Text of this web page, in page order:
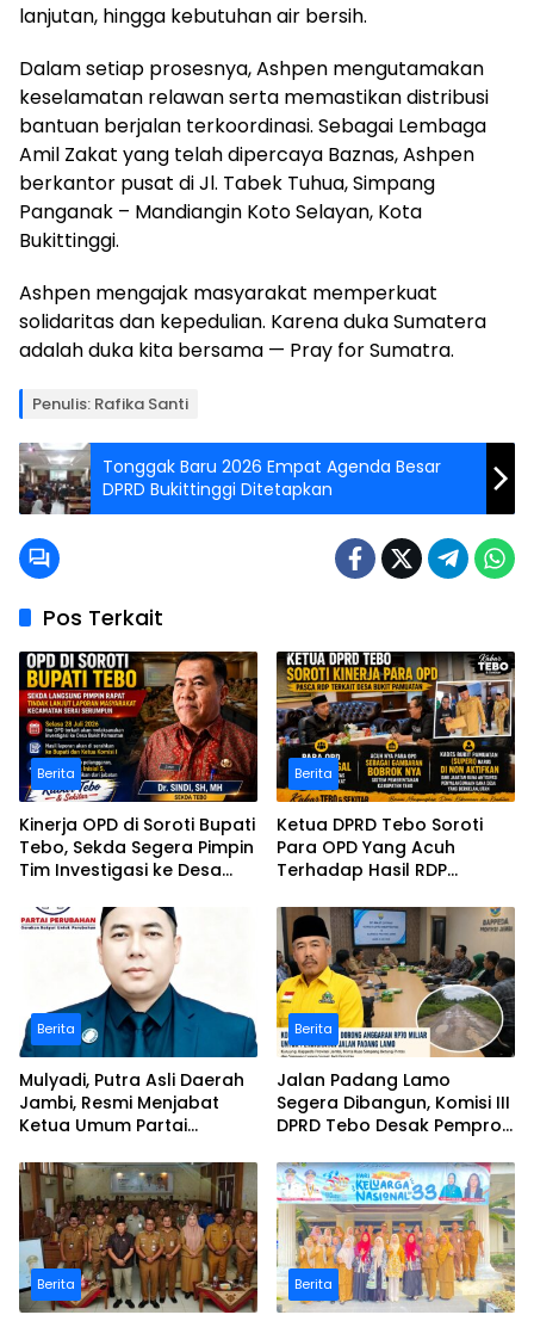
lanjutan, hingga kebutuhan air bersih.
Dalam setiap prosesnya, Ashpen mengutamakan
keselamatan relawan serta memastikan distribusi
bantuan berjalan terkoordinasi. Sebagai Lembaga
Amil Zakat yang telah dipercaya Baznas, Ashpen
berkantor pusat di Jl. Tabek Tuhua, Simpang
Panganak – Mandiangin Koto Selayan, Kota
Bukittinggi.
Ashpen mengajak masyarakat memperkuat
solidaritas dan kepedulian. Karena duka Sumatera
adalah duka kita bersama — Pray for Sumatra.
Penulis: Rafika Santi
Tonggak Baru 2026 Empat Agenda Besar
DPRD Bukittinggi Ditetapkan
Pos Terkait
Berita
Kinerja OPD di Soroti Bupati
Tebo, Sekda Segera Pimpin
Tim Investigasi ke Desa
serumpun
Berita
Ketua DPRD Tebo Soroti
Para OPD Yang Acuh
Terhadap Hasil RDP
Pamuatan
Berita
Mulyadi, Putra Asli Daerah
Jambi, Resmi Menjabat
Ketua Umum Partai
Perwakilan ASEAN Partai
Perubahan di Malaysia
Berita
Jalan Padang Lamo
Segera Dibangun, Komisi III
DPRD Tebo Desak Pemprov
Anggaran Rp70 Miliar
Berita Berita